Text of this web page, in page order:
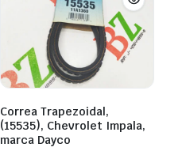
Correa Trapezoidal,
(15535), Chevrolet Impala,
marca Dayco